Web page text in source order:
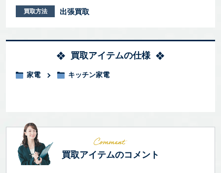
買取方法 出張買取
買取アイテムの仕様
家電 キッチン家電
買取アイテムのコメント